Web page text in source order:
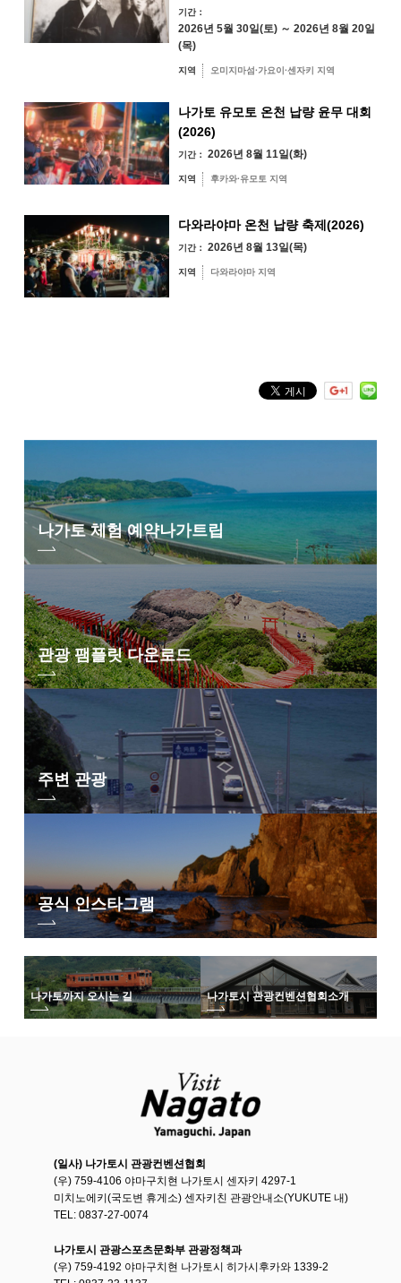
24 26 27 28 29 30
« 7월 9월 »
겨울
유야·헤키 지역
이·센자키 지역
후카와·유모토 지역
미스미 지역
기간：
2026년 5월 30일(토) ～ 2026년 8월 20일
(목)
지역 오미지마섬·가요이·센자키 지역
나가토 유모토 온천 납량 윤무 대회
(2026)
기간： 2026년 8월 11일(화)
지역 후카와·유모토 지역
다와라야마 온천 납량 축제(2026)
기간： 2026년 8월 13일(목)
지역 다와라야마 지역
나가토 체험 예약나가트립
관광 팸플릿 다운로드
주변 관광
공식 인스타그램
나가토까지 오시는 길 나가토시 관광컨벤션협회소개
(일사) 나가토시 관광컨벤션협회
(우) 759-4106 야마구치현 나가토시 센자키 4297-1
미치노에키(국도변 휴게소) 센자키친 관광안내소(YUKUTE 내)
TEL: 0837-27-0074
나가토시 관광스포츠문화부 관광정책과
(우) 759-4192 야마구치현 나가토시 히가시후카와 1339-2